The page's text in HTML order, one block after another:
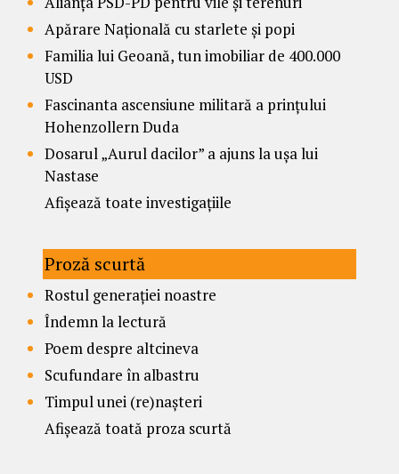
Apărare Națională cu starlete și popi
Familia lui Geoană, tun imobiliar de 400.000
USD
Fascinanta ascensiune militară a prințului
Hohenzollern Duda
Dosarul „Aurul dacilor” a ajuns la ușa lui
Nastase
Afișează toate investigațiile
Proză scurtă
Rostul generației noastre
Îndemn la lectură
Poem despre altcineva
Scufundare în albastru
Timpul unei (re)nașteri
Afișează toată proza scurtă